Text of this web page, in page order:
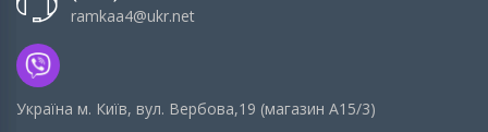
ramkaa4@ukr.net
Українa м. Київ, вул. Вербова,19 (магазин А15/3)